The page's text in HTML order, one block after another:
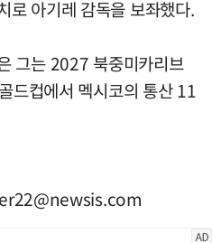
로 아기레 감독을 보좌했다.
그는 2027 북중미카리브
드컵에서 멕시코의 통산 11